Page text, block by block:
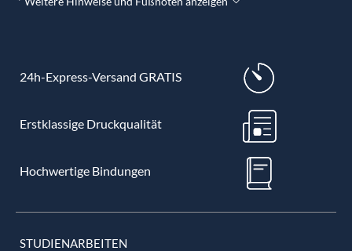
24h-Express-Versand GRATIS
Erstklassige Druckqualität
Hochwertige Bindungen
STUDIENARBEITEN